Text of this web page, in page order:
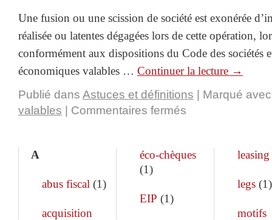
Une fusion ou une scission de société est exonérée
réalisée ou latentes dégagées lors de cette opération,
conformément aux dispositions du Code des sociétés
économiques valables … Continuer la lecture →
Publié dans Astuces et définitions
Marqué avec
valables
Commentaires fermés
A
abus fiscal (1)
acquisition
éco-chèques
(1)
EIP (1)
leasing
legs(1)
motifs